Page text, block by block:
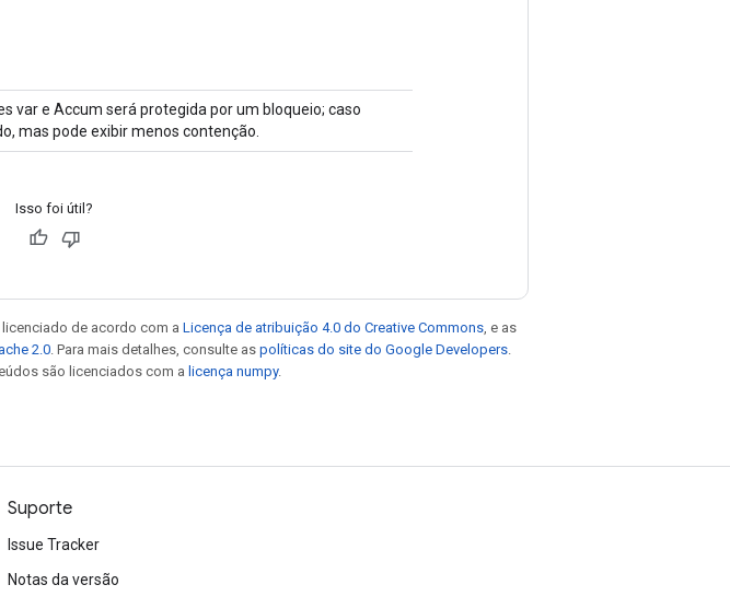
var e Accum será protegida por um bloqueio; caso
mas pode exibir menos contenção.
Isso foi útil?
de acordo com a Licença de atribuição 4.0 do Creative Commons , e as
2.0 . Para mais detalhes, consulte as políticas do site do Google Developers
são licenciados com a licença numpy.
Suporte
Issue Tracker
Notas da versão